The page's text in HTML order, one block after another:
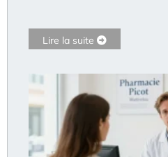
Lire la suite